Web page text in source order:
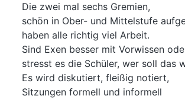
Die zwei mal sechs Gremien,
schön in Ober- und Mittelstufe
haben alle richtig viel Arbeit.
Sind Exen besser mit Vorwissen
stresst es die Schüler, wer soll das
Es wird diskutiert, fleißig notiert,
Sitzungen formell und informell